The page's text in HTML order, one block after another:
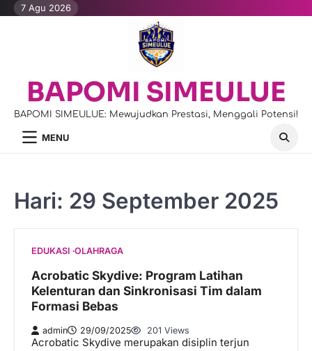
Skip7 Agu 2026
BAPOMI SIMEULUE
BAPOMI SIMEULUE: Mewujudkan Prestasi, Menggali Potensi!
MENU
Hari: 29 September 2025
EDUKASI OLAHRAGA
Acrobatic Skydive: Program Latihan
Kelenturan dan Sinkronisasi Tim dalam
Formasi Bebas
admin 29/09/2025 201 Views
Acrobatic Skydive merupakan disiplin terjun